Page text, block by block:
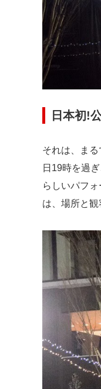
日本初!
それは、ま
日19時を過
らしいパフ
は、場所と観